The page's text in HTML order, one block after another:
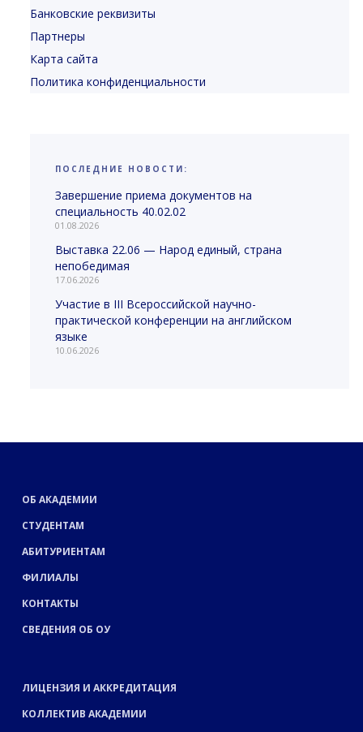
Банковские реквизиты
Партнеры
Карта сайта
Политика конфиденциальности
ПОСЛЕДНИЕ НОВОСТИ:
Завершение приема документов на
специальность 40.02.02
01.08.2026
Выставка 22.06 — Народ единый, страна
непобедимая
17.06.2026
Участие в III Всероссийской научно-
практической конференции на английском
языке
10.06.2026
ОБ АКАДЕМИИ
СТУДЕНТАМ
АБИТУРИЕНТАМ
ФИЛИАЛЫ
КОНТАКТЫ
СВЕДЕНИЯ ОБ ОУ
ЛИЦЕНЗИЯ И АККРЕДИТАЦИЯ
КОЛЛЕКТИВ АКАДЕМИИ